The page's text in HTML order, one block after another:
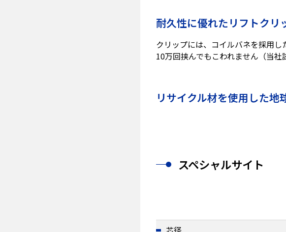
耐久性に優れたリフトクリ
クリップには、コイルバネを採用し
10万回挟んでもこわれません（当社
リサイクル材を使用した
スペシャルサイト